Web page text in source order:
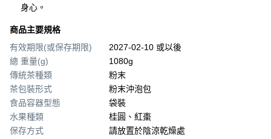
身心。
商品主要規格
有效期限(或保存期限)
2027-02-10 或以後
總 重量(g)
1080g
傳統茶種類
粉末
茶包裝形式
粉末沖泡包
食品容器型態
袋裝
水果種類
桂圓、紅棗
保存方式
請放置於陰涼乾燥處